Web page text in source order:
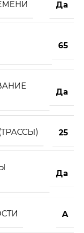
Да
65
Да
25
Да
A